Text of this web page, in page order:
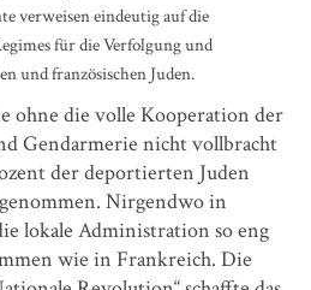
verweisen eindeutig auf die
für die Verfolgung und
und französischen Juden.
ohne die volle Kooperation der
Gendarmerie nicht vollbracht
der deportierten Juden
Nirgendwo in
lokale Administration so eng
wie in Frankreich. Die